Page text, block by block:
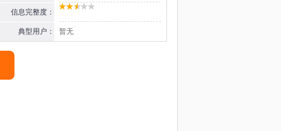
信息完整度：
典型用户： 暂无